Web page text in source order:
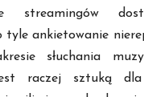
streamingów
tyle ankietowanie
słuchania
raczej sztuką